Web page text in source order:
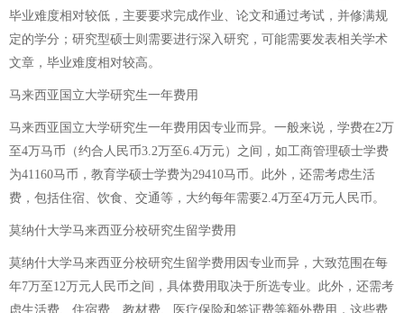
毕业难度相对较低，主要要求完成作业、论文和通过考试，并修满规
定的学分；研究型硕士则需要进行深入研究，可能需要发表相关学术
文章，毕业难度相对较高。
马来西亚国立大学研究生一年费用
马来西亚国立大学研究生一年费用因专业而异。一般来说，学费在2万
至4万马币（约合人民币3.2万至6.4万元）之间，如工商管理硕士学费
为41160马币，教育学硕士学费为29410马币。此外，还需考虑生活
费，包括住宿、饮食、交通等，大约每年需要2.4万至4万元人民币。
莫纳什大学马来西亚分校研究生留学费用
莫纳什大学马来西亚分校研究生留学费用因专业而异，大致范围在每
年7万至12万元人民币之间，具体费用取决于所选专业。此外，还需考
虑生活费、住宿费、教材费、医疗保险和签证费等额外费用，这些费